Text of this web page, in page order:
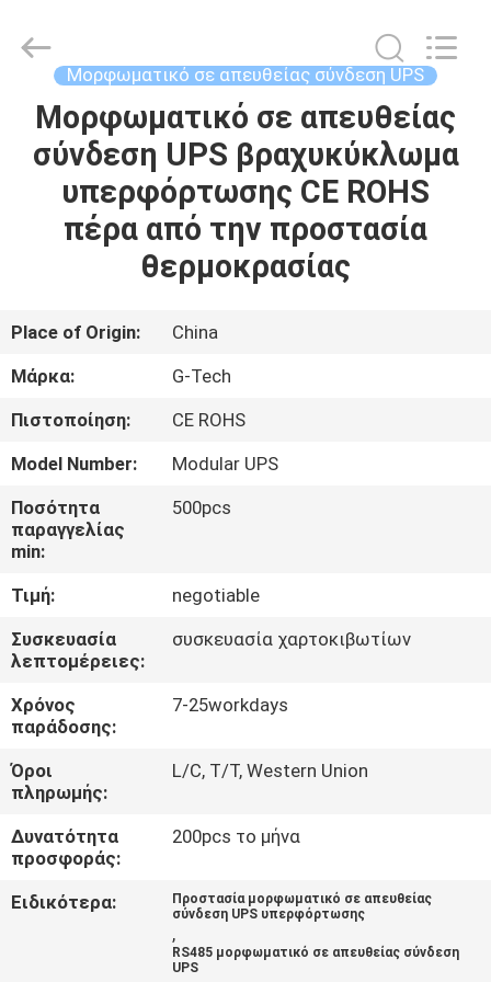
ΣΠΊΤΙ
ΠΡΟΪΌΝΤΑ
ΣΧΕΤΙΚΆ
ΕΜΆΣ
ΕΡΓΟΣΤΑΣΊΟΥ
ΈΛΕΓΧΟΣ
ΠΟΙΌΤΗΤΑΣ
ΕΠΙΚΟΙΝΩΝΉΣΤΕ
ΜΑΖΊ
ΜΑΣ
ΕΙΔΉΣΕΙΣ
ΖΗΤΉΣΤΕ
ΜΙΑ
ΠΡΟΣΦΟΡΆ
POWER
GROUP.
Μορφωματικό σε απευθείας σύνδεση UPS
Μορφωματικό σε απευθείας
σύνδεση UPS βραχυκύκλωμα
υπερφόρτωσης CE ROHS
πέρα από την προστασία
θερμοκρασίας
Place of Origin:
China
Μάρκα:
G-Tech
Πιστοποίηση:
CE ROHS
Model Number:
Modular UPS
Ποσότητα
παραγγελίας
min:
500pcs
Τιμή:
negotiable
Συσκευασία
λεπτομέρειες:
συσκευασία χαρτοκιβωτίων
Χρόνος
παράδοσης:
7-25workdays
Όροι
πληρωμής:
L/C, T/T, Western Union
Δυνατότητα
προσφοράς:
200pcs το μήνα
Ειδικότερα:
Προστασία μορφωματικό σε απευθείας
σύνδεση UPS υπερφόρτωσης
,
RS485 μορφωματικό σε απευθείας σύνδεση
UPS